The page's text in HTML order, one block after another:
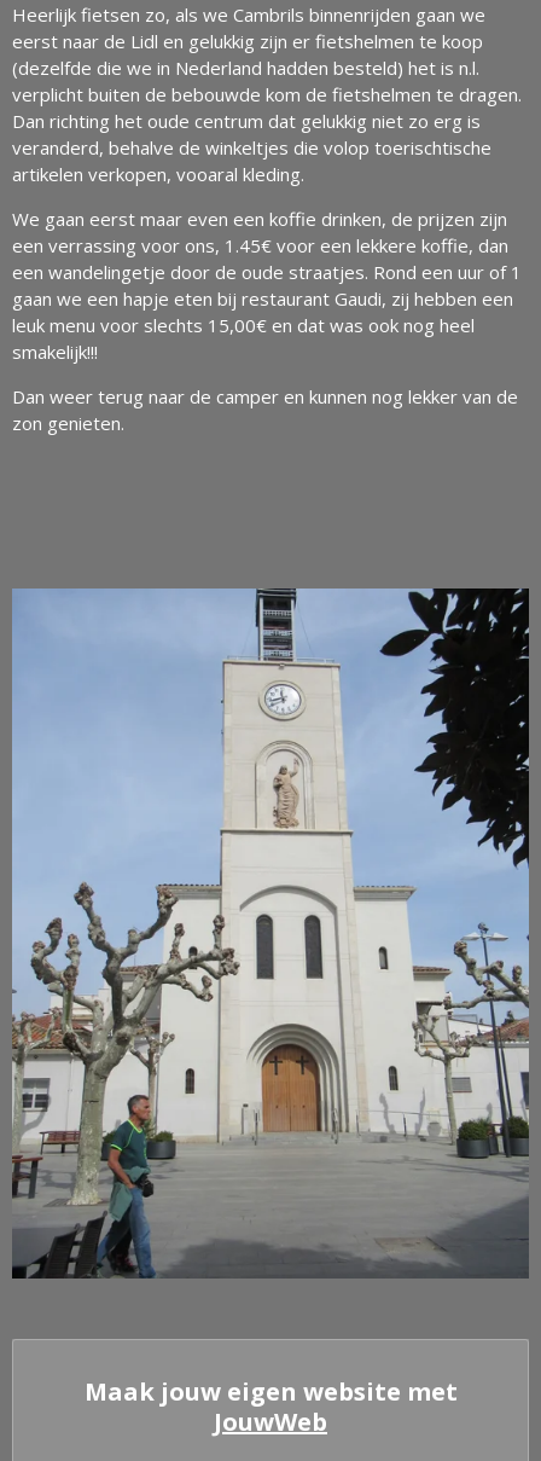
Heerlijk fietsen zo, als we Cambrils binnenrijden gaan we
eerst naar de Lidl en gelukkig zijn er fietshelmen te koop
(dezelfde die we in Nederland hadden besteld) het is n.l.
verplicht buiten de bebouwde kom de fietshelmen te dragen.
Dan richting het oude centrum dat gelukkig niet zo erg is
veranderd, behalve de winkeltjes die volop toerischtische
artikelen verkopen, vooaral kleding.
We gaan eerst maar even een koffie drinken, de prijzen zijn
een verrassing voor ons, 1.45€ voor een lekkere koffie, dan
een wandelingetje door de oude straatjes. Rond een uur of 1
gaan we een hapje eten bij restaurant Gaudi, zij hebben een
leuk menu voor slechts 15,00€ en dat was ook nog heel
smakelijk!!!
Dan weer terug naar de camper en kunnen nog lekker van de
zon genieten.
Maak jouw eigen website met
JouwWeb